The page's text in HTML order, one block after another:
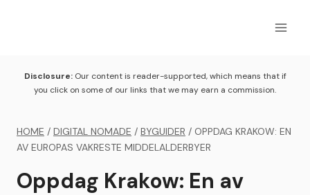
Disclosure:Our content is reader-supported, which means that if
you click on some of our links that we may earn a commission.
HOME / DIGITAL NOMADE / BYGUIDER / OPPDAG KRAKOW: EN
AV EUROPAS VAKRESTE MIDDELALDERBYER
Oppdag Krakow: En av